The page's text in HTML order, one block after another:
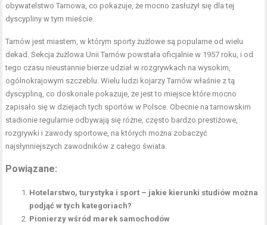
obywatelstwo Tarnowa, co pokazuje, że mocno zasłużył się dla tej
dyscypliny w tym mieście.
Tarnów jest miastem, w którym sporty żużlowe są popularne od wielu
dekad. Sekcja żużlowa Unii Tarnów powstała oficjalnie w 1957 roku, i od
tego czasu nieustannie bierze udział w rozgrywkach na wysokim,
ogólnokrajowym szczeblu. Wielu ludzi kojarzy Tarnów właśnie z tą
dyscypliną, co doskonale pokazuje, że jest to miejsce które mocno
zapisało się w dziejach tych sportów w Polsce. Obecnie na tarnowskim
stadionie regularnie odbywają się różne, często bardzo prestiżowe,
rozgrywki i zawody sportowe, na których można zobaczyć
najsłynniejszych zawodników z całego świata.
Powiązane:
Hotelarstwo, turystyka i sport – jakie kierunki studiów można
podjąć w tych kategoriach?
Pionierzy wśród marek samochodów